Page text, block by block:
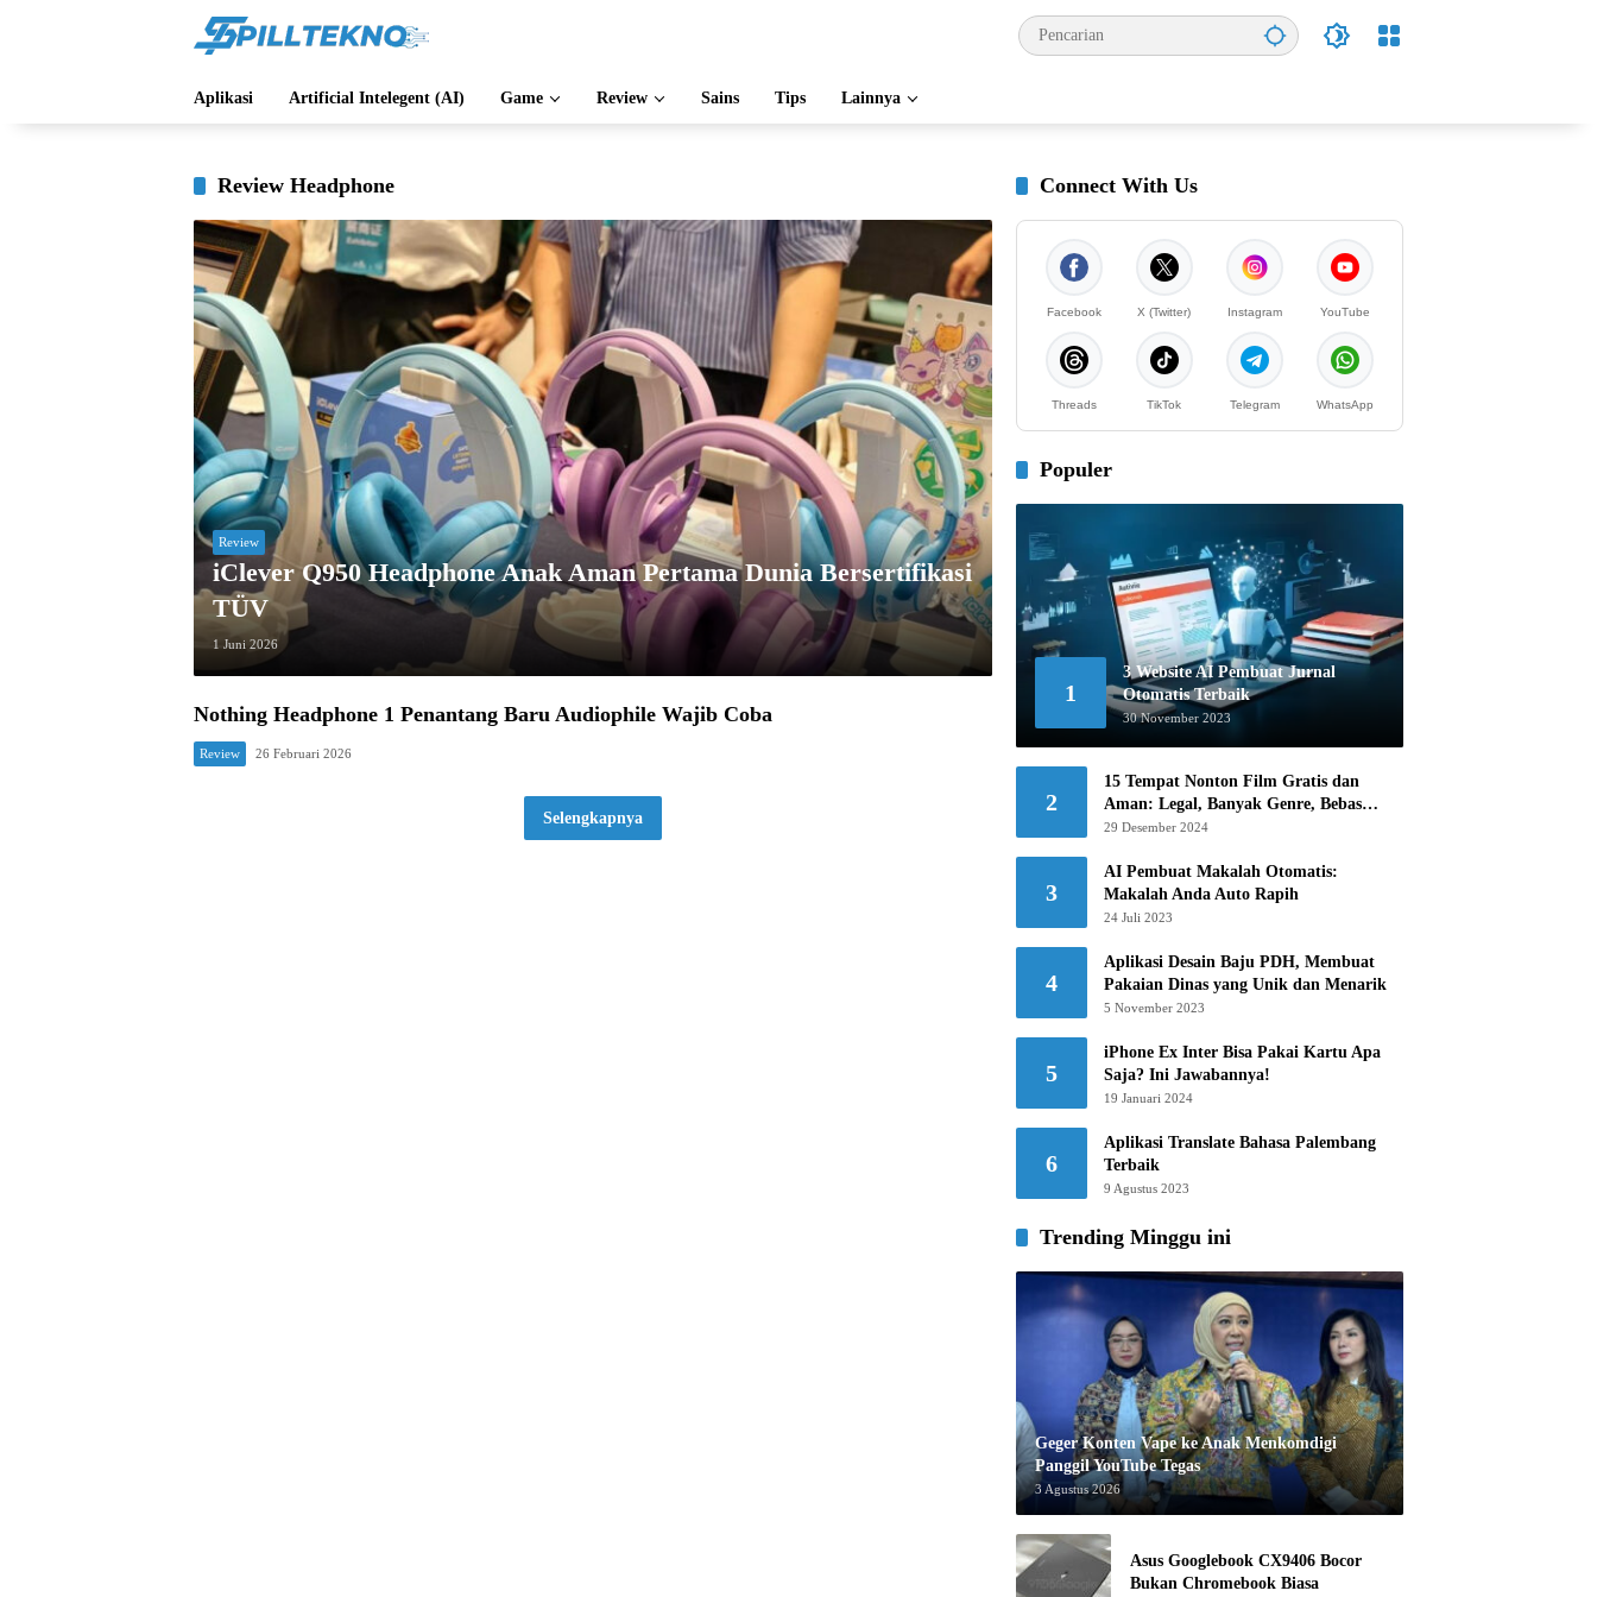
Aplikasi Artificial Intelegent (AI) Game Review Sains Tips Lainnya
Review Headphone
Review
iClever Q950 Headphone Anak Aman Pertama Dunia Bersertifikasi
TÜV
1 Juni 2026
Nothing Headphone 1 Penantang Baru Audiophile Wajib Coba
Review 26 Februari 2026
Selengkapnya
Connect With Us
Facebook X (Twitter) Instagram YouTube
Threads TikTok Telegram WhatsApp
Populer
1
3 Website AI Pembuat Jurnal
Otomatis Terbaik
30 November 2023
2
15 Tempat Nonton Film Gratis dan
Aman: Legal, Banyak Genre, Bebas
Khawatir!
29 Desember 2024
3
AI Pembuat Makalah Otomatis:
Makalah Anda Auto Rapih
24 Juli 2023
4
Aplikasi Desain Baju PDH, Membuat
Pakaian Dinas yang Unik dan Menarik
5 November 2023
5
iPhone Ex Inter Bisa Pakai Kartu Apa
Saja? Ini Jawabannya!
19 Januari 2024
6
Aplikasi Translate Bahasa Palembang
Terbaik
9 Agustus 2023
Trending Minggu ini
Geger Konten Vape ke Anak Menkomdigi
Panggil YouTube Tegas
3 Agustus 2026
Asus Googlebook CX9406 Bocor
Bukan Chromebook Biasa